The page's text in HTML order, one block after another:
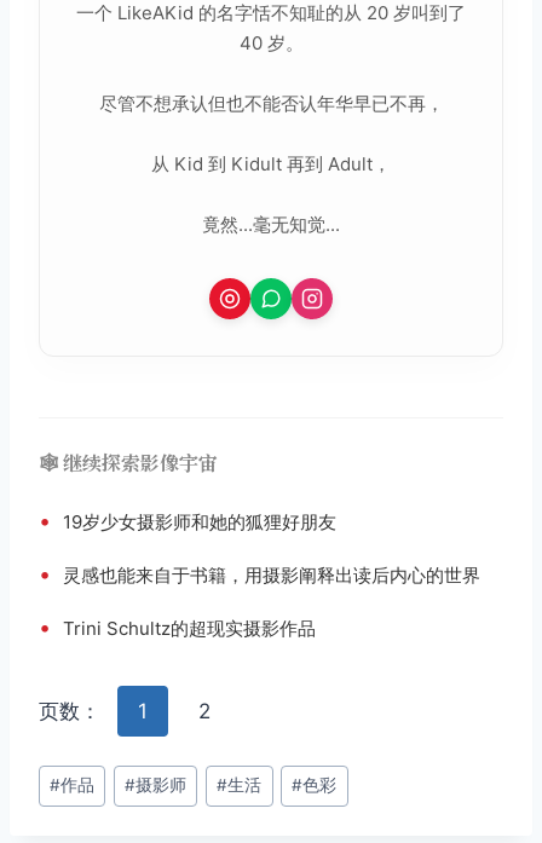
一个 LikeAKid 的名字恬不知耻的从 20 岁叫到了
40 岁。
尽管不想承认但也不能否认年华早已不再，
从 Kid 到 Kidult 再到 Adult，
竟然...毫无知觉...
🕸️ 继续探索影像宇宙
• 19岁少女摄影师和她的狐狸好朋友
• 灵感也能来自于书籍，用摄影阐释出读后内心的世界
• Trini Schultz的超现实摄影作品
页数： 1 2
文
章
#作品 #摄影师 #生活 #色彩